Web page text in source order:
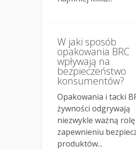
W jaki sposób
opakowania BRC
wpływają na
bezpieczeństwo
konsumentów?
Opakowania i tacki
żywności odgrywają
niezwykle ważną
zapewnieniu
produktów...